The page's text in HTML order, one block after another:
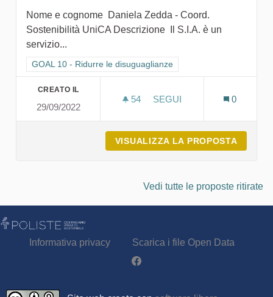
Nome e cognome Daniela Zedda - Coord.
Sostenibilità UniCA Descrizione Il S.I.A. è un
servizio...
Filtra i risultati per categoria: GOAL 10 - Ridurre le
GOAL 10 - Ridurre le disuguaglianze
CREATO IL
29/09/2022
54 54 SOSTENITORI
SEGUI
0
VISUALIZZA LA PROPOSTA
Vedi tutte le proposte ritirate
Informativa privacy
Scarica i file Open Data
Partecipa - Poliste su Facebook